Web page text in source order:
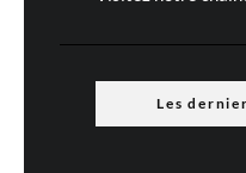
Les